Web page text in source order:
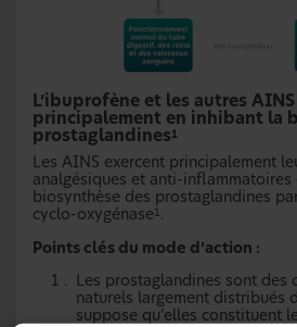
L’ibuprofène et les autres
principalement en inhibant la
prostaglandines 1
Les AINS exercent principalement
analgésiques et anti-inflammatoires
biosynthèse des prostaglandines
cyclo-oxygénase1 .
Points clés du mode d’action :
Les prostaglandines sont des
naturels largement distribués
suppose qu’elles constituent